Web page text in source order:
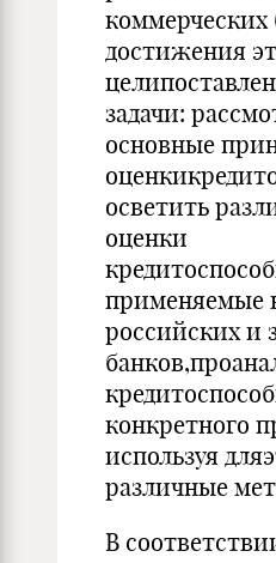
коммерческих
достижения
задачи:
основные
осветить
оценки
применяемые
российских и
конкретного
используя
различные
В